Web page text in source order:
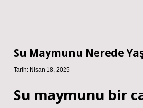
Su Maymunu Nerede
Tarih: Nisan 18, 2025
Su maymunu bir